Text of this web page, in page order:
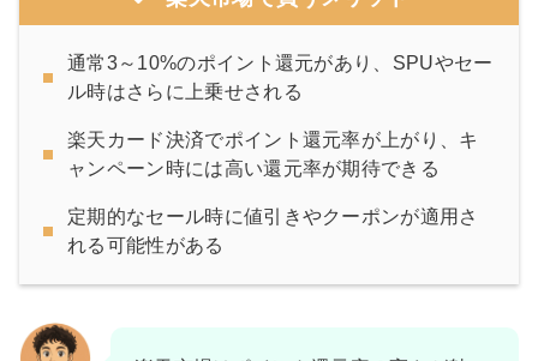
通常3～10%のポイント還元があり、SPUやセー
ル時はさらに上乗せされる
楽天カード決済でポイント還元率が上がり、キ
ャンペーン時には高い還元率が期待できる
定期的なセール時に値引きやクーポンが適用さ
れる可能性がある